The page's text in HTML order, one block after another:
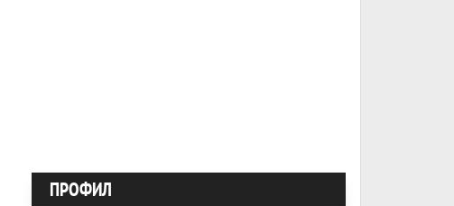
ПРОФИЛ